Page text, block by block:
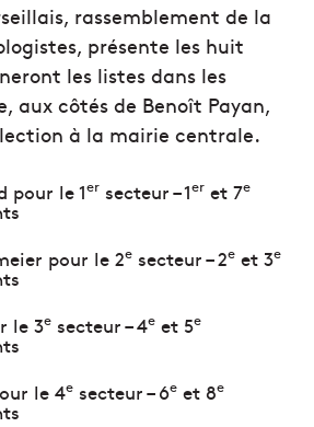
rassemblement de la
présente les huit
les listes dans les
aux côtés de Benoît Payan,
à la mairie centrale.
pour le 1er secteur – 1er et 7e
pour le 2e secteur – 2e et 3e
le 3e secteur – 4e et 5e
le 4e secteur – 6e et 8e